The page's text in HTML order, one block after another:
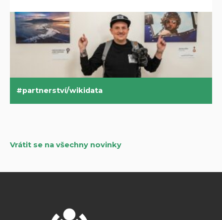
partnerství/wikidata
Vrátit se na všechny novinky